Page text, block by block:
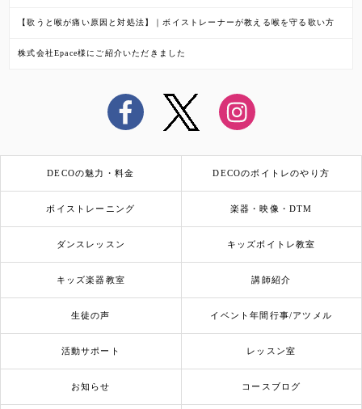
【歌うと喉が痛い原因と対処法】｜ボイストレーナーが教える喉を守る歌い方
株式会社Epace様にご紹介いただきました
DECOの魅力・料金 DECOのボイトレのやり方
ボイストレーニング 楽器・映像・DTM
ダンスレッスン キッズボイトレ教室
キッズ楽器教室 講師紹介
生徒の声 イベント年間行事/アツメル
活動サポート レッスン室
お知らせ コースブログ